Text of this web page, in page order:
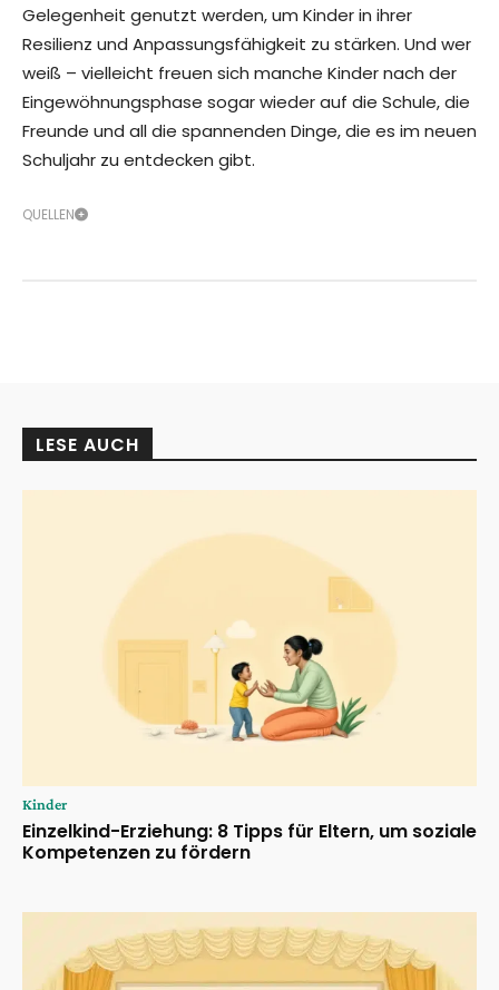
Gelegenheit genutzt werden, um Kinder in ihrer
Resilienz und Anpassungsfähigkeit zu stärken. Und wer
weiß – vielleicht freuen sich manche Kinder nach der
Eingewöhnungsphase sogar wieder auf die Schule, die
Freunde und all die spannenden Dinge, die es im neuen
Schuljahr zu entdecken gibt.
QUELLEN
LESE AUCH
Kinder
Einzelkind-Erziehung: 8 Tipps für Eltern, um soziale
Kompetenzen zu fördern